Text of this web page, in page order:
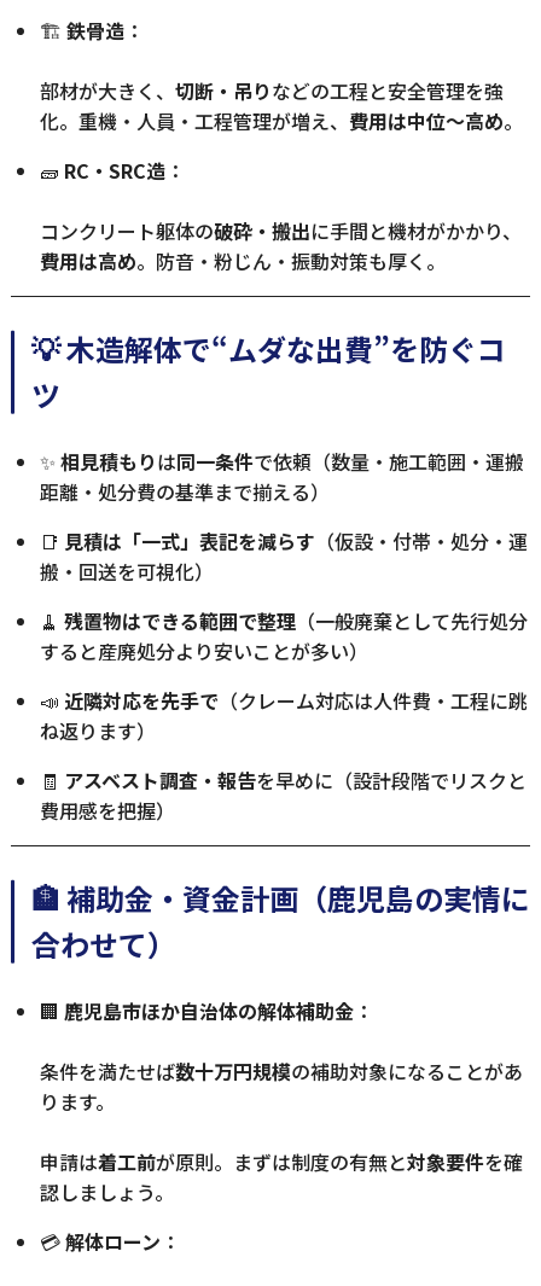
🏗 鉄骨造：
部材が大きく、 切断・吊りなどの工程と安全管理を強
化。重機・人員・工程管理が増え、 費用は中位〜高め。
🧱 RC・SRC造：
コンクリート躯体の破砕・搬出に手間と機材がかかり、
費用は高め。防音・粉じん・振動対策も厚く。
💡 木造解体で“ムダな出費”を防ぐコ
ツ
✨ 相見積もりは同一条件で依頼（数量・施工範囲・運搬
距離・処分費の基準まで揃える）
📑 見積は「一式」表記を減らす （仮設・付帯・処分・運
搬・回送を可視化）
🧹 残置物はできる範囲で整理（一般廃棄として先行処分
すると産廃処分より安いことが多い）
📣 近隣対応を先手で （クレーム対応は人件費・工程に跳
ね返ります）
🧾 アスベスト調査・報告を早めに（設計段階でリスクと
費用感を把握）
🏦 補助金・資金計画（鹿児島の実情に
合わせて）
🏢 鹿児島市ほか自治体の解体補助金：
条件を満たせば数十万円規模の補助対象になることがあ
ります。
申請は着工前が原則。まずは制度の有無と対象要件を確
認しましょう。
💳解体ローン ：